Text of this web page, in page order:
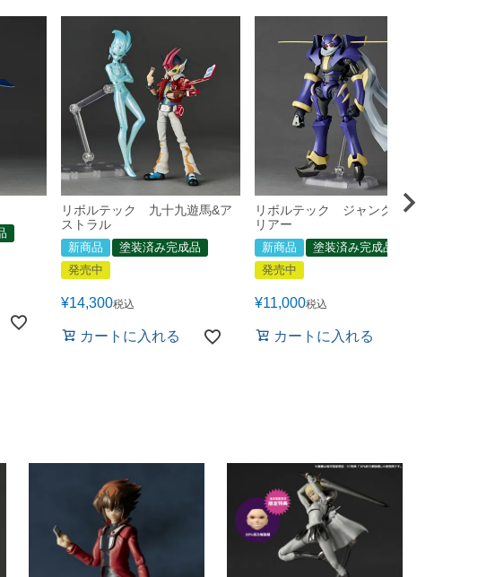
リボルテック 九十九遊馬&ア
ストラル
新商品
塗装済み完成品
発売中
¥14,300税込
カートに入れる
リボルテック ジャンク・ウォ
リアー
新商品
塗装済み完成品
発売中
¥11,000税込
カートに入れる